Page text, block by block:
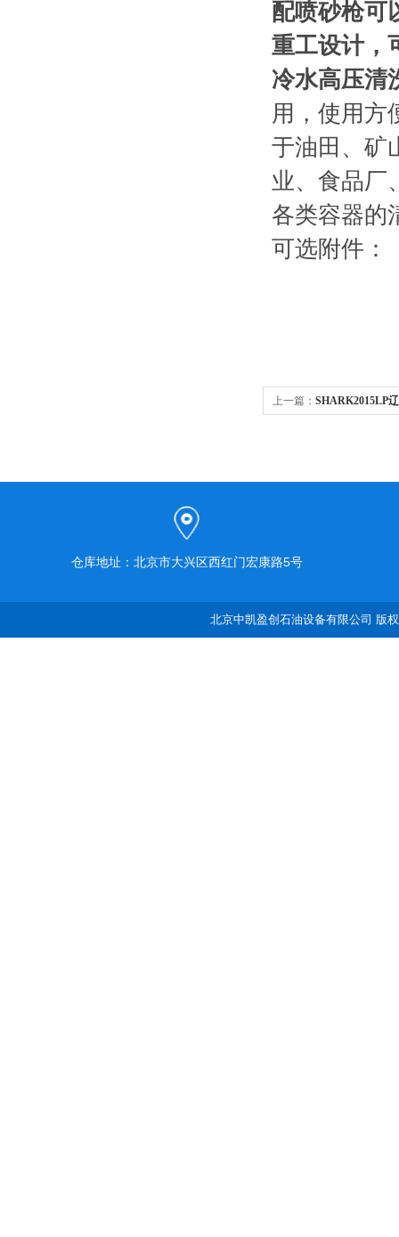
配喷砂枪可
重工设计，
冷水高压清
用，使用方
于油田、矿
业、食品厂
各类容器的
可选附件：
上一篇： SHARK2015LP
仓库地址：北京市大兴区西红门宏康路5号
北京中凯盈创石油设备有限公司 版